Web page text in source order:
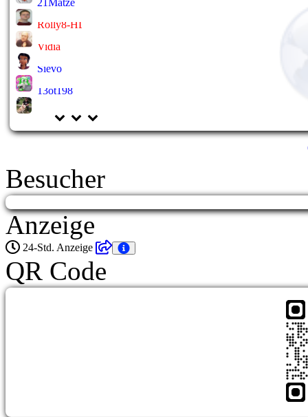
21Matze
Rolly8-HL
Vidia
Sievo
13ot198
Besucher
Anzeige
24-Std. Anzeige
QR Code